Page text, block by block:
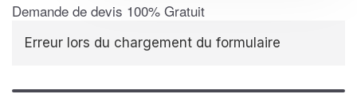
Demande de devis 100% Gratuit
Erreur lors du chargement du formulaire